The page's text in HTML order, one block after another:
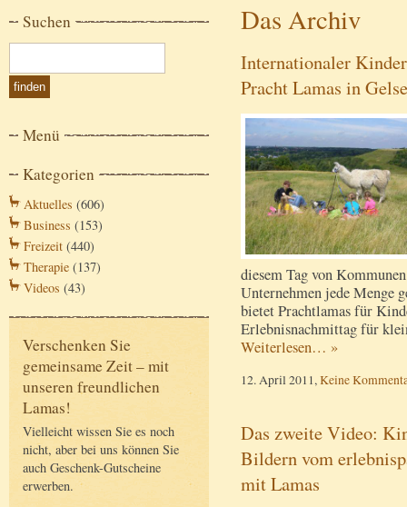
Suchen
Menü
Kategorien
Aktuelles (606)
Business (153)
Freizeit (440)
Therapie (137)
Videos (43)
Verschenken Sie
gemeinsame Zeit – mit
unseren freundlichen
Lamas!
Vielleicht wissen Sie es noch
nicht, aber bei uns können Sie
auch Geschenk-Gutscheine
erwerben.
Das Archiv
Internationaler
Pracht Lamas in
diesem Tag von
Unternehmen jede Menge
bietet Prachtlamas für
Erlebnisnachmittag für
Weiterlesen… »
12. April 2011, Keine
Das zweite Video:
Bildern vom
mit Lamas